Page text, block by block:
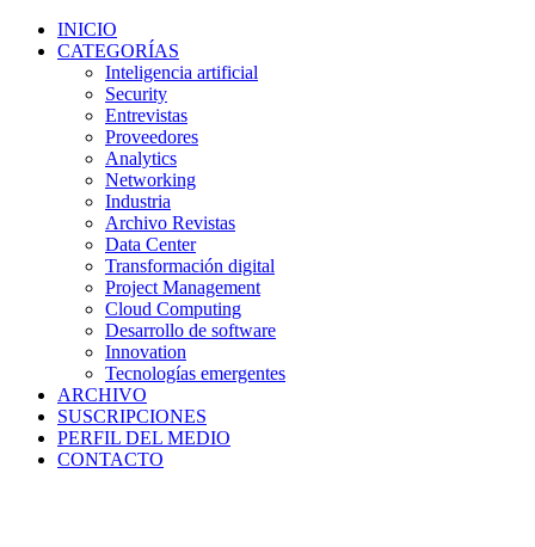
INICIO
CATEGORÍAS
Inteligencia artificial
Security
Entrevistas
Proveedores
Analytics
Networking
Industria
Archivo Revistas
Data Center
Transformación digital
Project Management
Cloud Computing
Desarrollo de software
Innovation
Tecnologías emergentes
ARCHIVO
SUSCRIPCIONES
PERFIL DEL MEDIO
CONTACTO